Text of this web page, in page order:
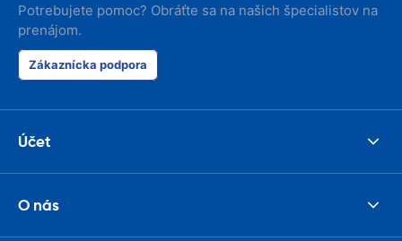
Potrebujete pomoc? Obráťte sa na našich špecialistov na
prenájom.
Zákaznícka podpora
Účet
O nás